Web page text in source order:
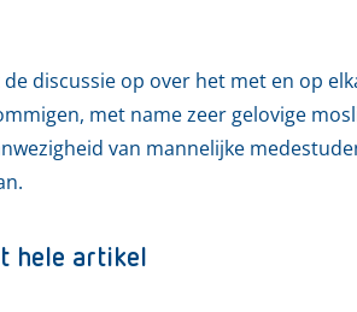
discussie op over het met en op
met name zeer gelovige
van mannelijke
hele artikel